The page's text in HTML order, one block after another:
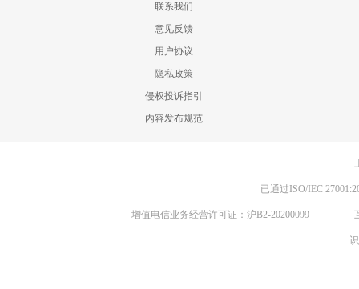
联系我们
意见反馈
用户协议
隐私政策
侵权投诉指引
内容发布规范
已通过ISO/IEC
增值电信业务经营许可证：沪B2-20200099